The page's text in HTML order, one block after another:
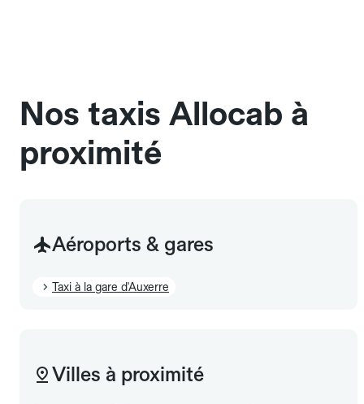
Nos taxis Allocab à
proximité
Aéroports & gares
Taxi à la gare d'Auxerre
Villes à proximité